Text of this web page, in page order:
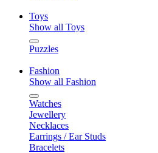
Toys
Show all Toys
Puzzles
Fashion
Show all Fashion
Watches
Jewellery
Necklaces
Earrings / Ear Studs
Bracelets